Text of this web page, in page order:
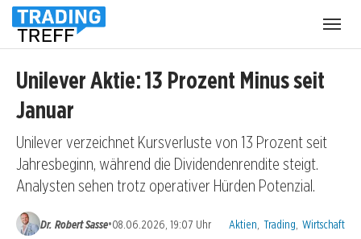
Unilever Aktie: 13 Prozent Minus seit
Januar
Unilever verzeichnet Kursverluste von 13 Prozent seit
Jahresbeginn, während die Dividendenrendite steigt.
Analysten sehen trotz operativer Hürden Potenzial.
Dr. Robert Sasse•08.06.2026, 19:07 Uhr Kategorien:
Aktien Trading Wirtschaft